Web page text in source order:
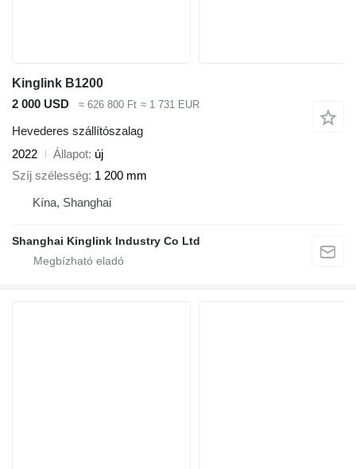
Kinglink B1200
2 000 USD
≈ 626 800 Ft ≈ 1 731 EUR
Hevederes szállítószalag
2022
Állapot új
Szíj szélesség 1 200 mm
Kína, Shanghai
Shanghai Kinglink Industry Co Ltd